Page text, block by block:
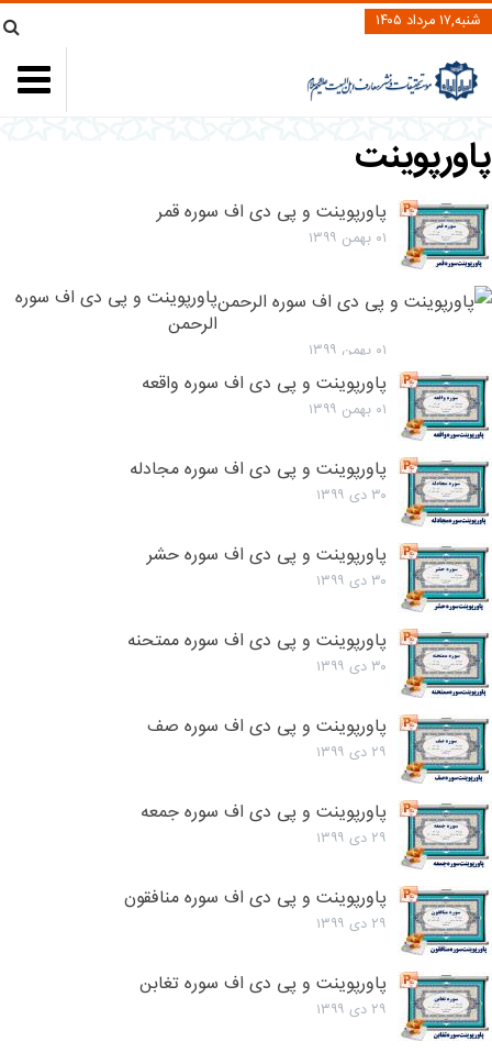
شنبه,۱۷ مرداد ۱۴۰۵
پاورپوینت
پاورپوینت و پی دی اف سوره قمر
۰۱ بهمن ۱۳۹۹
پاورپوینت و پی دی اف سوره
الرحمن
۰۱ بهمن ۱۳۹۹
پاورپوینت و پی دی اف سوره واقعه
۰۱ بهمن ۱۳۹۹
پاورپوینت و پی دی اف سوره مجادله
۳۰ دی ۱۳۹۹
پاورپوینت و پی دی اف سوره حشر
۳۰ دی ۱۳۹۹
پاورپوینت و پی دی اف سوره ممتحنه
۳۰ دی ۱۳۹۹
پاورپوینت و پی دی اف سوره صف
۲۹ دی ۱۳۹۹
پاورپوینت و پی دی اف سوره جمعه
۲۹ دی ۱۳۹۹
پاورپوینت و پی دی اف سوره منافقون
۲۹ دی ۱۳۹۹
پاورپوینت و پی دی اف سوره تغابن
۲۹ دی ۱۳۹۹